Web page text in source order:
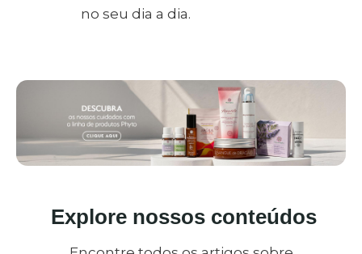
no seu dia a dia.
Explore nossos conteúdos